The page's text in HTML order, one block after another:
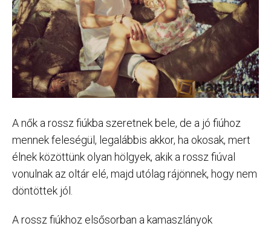
A nők a rossz fiúkba szeretnek bele, de a jó fiúhoz
mennek feleségül, legalábbis akkor, ha okosak, mert
élnek közöttünk olyan hölgyek, akik a rossz fiúval
vonulnak az oltár elé, majd utólag rájönnek, hogy nem
döntöttek jól.
A rossz fiúkhoz elsősorban a kamaszlányok